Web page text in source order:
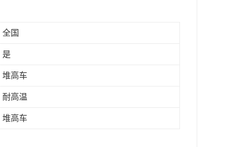
全国
是
堆高车
耐高温
堆高车